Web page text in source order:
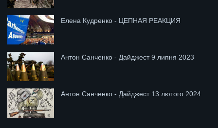
Елена Кудренко - ЦЕПНАЯ РЕАКЦИЯ
Антон Санченко - Дайджест 9 липня 2023
Антон Санченко - Дайджест 13 лютого 2024